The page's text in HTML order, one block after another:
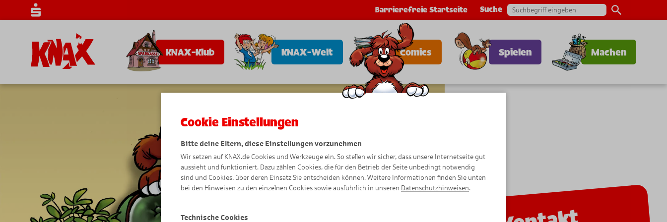
Barrierefreie Startseite Suche
KNAX-Klub KNAX-Welt Comics Spielen Machen
Cookie Einstellungen
Bitte deine Eltern, diese Einstellungen vorzunehmen
Wir setzen auf KNAX.de Cookies und Werkzeuge ein. So stellen wir sicher, dass unsere Internetseite gut
aussieht und funktioniert. Dazu zählen Cookies, die für den Betrieb der Seite unbedingt notwendig
sind und Cookies, über deren Einsatz Sie entscheiden können. Weitere Informationen finden Sie unten
bei den Hinweisen zu den einzelnen Cookies sowie ausführlich in unseren Datenschutzhinweisen.
Technische Cookies